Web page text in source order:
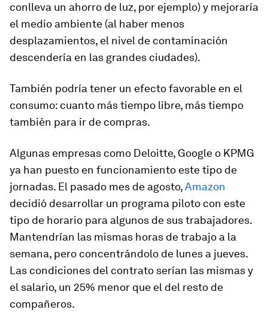
conlleva un ahorro de luz, por ejemplo) y mejoraría
el medio ambiente (al haber menos
desplazamientos, el nivel de contaminación
descendería en las grandes ciudades).
También podría tener un efecto favorable en el
consumo: cuanto más tiempo libre, más tiempo
también para ir de compras.
Algunas empresas como Deloitte, Google o KPMG
ya han puesto en funcionamiento este tipo de
jornadas. El pasado mes de agosto,Amazon
decidió desarrollar un programa piloto con este
tipo de horario para algunos de sus trabajadores.
Mantendrían las mismas horas de trabajo a la
semana, pero concentrándolo de lunes a jueves.
Las condiciones del contrato serían las mismas y
el salario, un 25% menor que el del resto de
compañeros.